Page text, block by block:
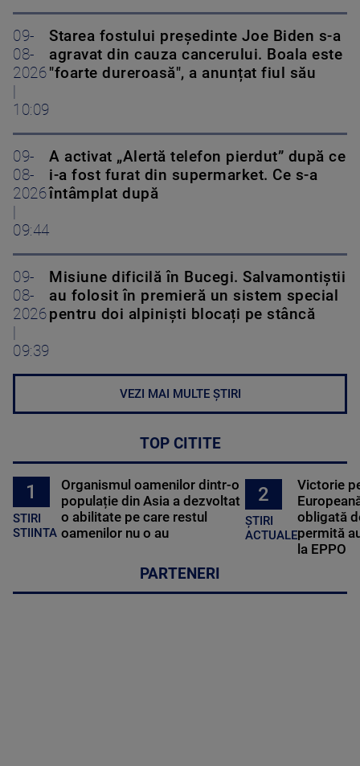
09-
08-
2026
10:09
Starea fostului președinte Joe Biden s-a
agravat din cauza cancerului. Boala este
"foarte dureroasă", a anunțat fiul său
09-
08-
2026
09:44
A activat „Alertă telefon pierdut” după ce
i-a fost furat din supermarket. Ce s-a
întâmplat după
09-
08-
2026
09:39
Misiune dificilă în Bucegi. Salvamontiștii
au folosit în premieră un sistem special
pentru doi alpiniști blocați pe stâncă
VEZI MAI MULTE ȘTIRI
TOP CITITE
1
STIRI
STIINTA
Organismul oamenilor dintr-o
populație din Asia a dezvoltat
o abilitate pe care restul
oamenilor nu o au
2
ȘTIRI
ACTUALE
Victorie
obligată
permită
la EPPO
PARTENERI